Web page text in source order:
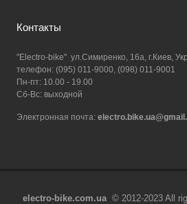
Контакты
"Electro-bike" ул.Симиренко, 16а, г.Киев,
телефон: (095) 011-9000, (098) 011-9001
Пн-пт: 10.00 - 19.00
Сб-Вс: выходной
Электронная почта:
electro-bike.com.ua © 2012-2023 All